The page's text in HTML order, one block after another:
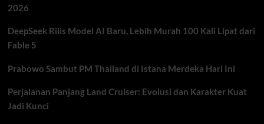
2026
DeepSeek Rilis Model AI Baru, Lebih Murah 100 Kali Lipat dari
Fable 5
Prabowo Sambut PM Thailand di Istana Merdeka Hari Ini
Perjalanan Panjang Land Cruiser: Evolusi dan Karakter Kuat
Jadi Kunci